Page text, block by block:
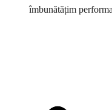
îmbunătățim